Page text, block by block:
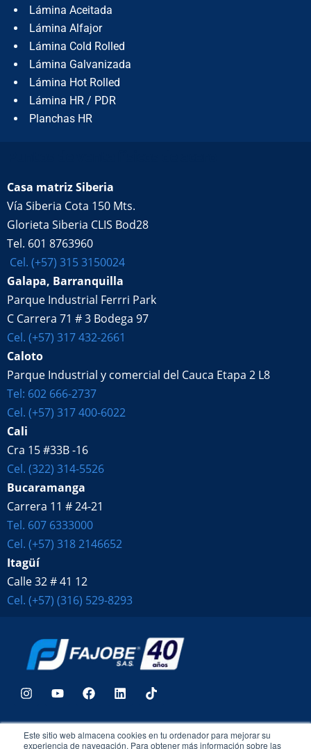
Este sitio web almacena cookies en tu ordenador para mejorar su
experiencia de navegación. Para obtener más información sobre las
Lámina Aceitada
Lámina Alfajor
Lámina Cold Rolled
Lámina Galvanizada
Lámina Hot Rolled
Lámina HR / PDR
Planchas HR
Casa matriz Siberia
Vía Siberia Cota 150 Mts.
Glorieta Siberia CLIS Bod28
Tel. 601 8763960
Cel. (+57) 315 3150024
Galapa, Barranquilla
Parque Industrial Ferrri Park
C Carrera 71 # 3 Bodega 97
Cel. (+57) 317 432-2661
Caloto
Parque Industrial y comercial del Cauca Etapa 2 L8
Tel: 602 666-2737
Cel. (+57) 317 400-6022
Cali
Cra 15 #33B -16
Cel. (322) 314-5526
Bucaramanga
Carrera 11 # 24-21
Tel. 607 6333000
Cel. (+57) 318 2146652
Itagüí
Calle 32 # 41 12
Cel. (+57) (316) 529-8293
Llevamos más de 40 añosconstruyendo país con acero de calidad,
importando y comercializando: Tejas marca Duratecho, cubiertas